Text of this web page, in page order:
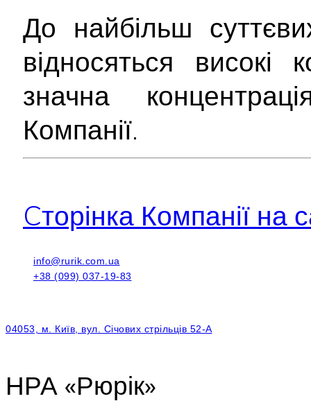
До найбільш
відносяться високі
значна
Компанії.
Cторінка Компанії на
info@rurik.com.ua
+38 (099) 037-19-83
04053, м. Київ, вул. Січових стрільців 52-А
НРА «Рюрік»